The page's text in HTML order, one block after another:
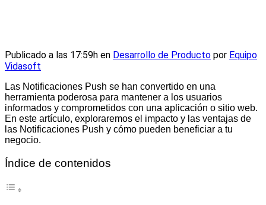
Publicado a las 17:59h en Desarrollo de Producto por Equipo
Vidasoft
Las Notificaciones Push se han convertido en una
herramienta poderosa para mantener a los usuarios
informados y comprometidos con una aplicación o sitio web.
En este artículo, exploraremos el impacto y las ventajas de
las Notificaciones Push y cómo pueden beneficiar a tu
negocio.
Índice de contenidos